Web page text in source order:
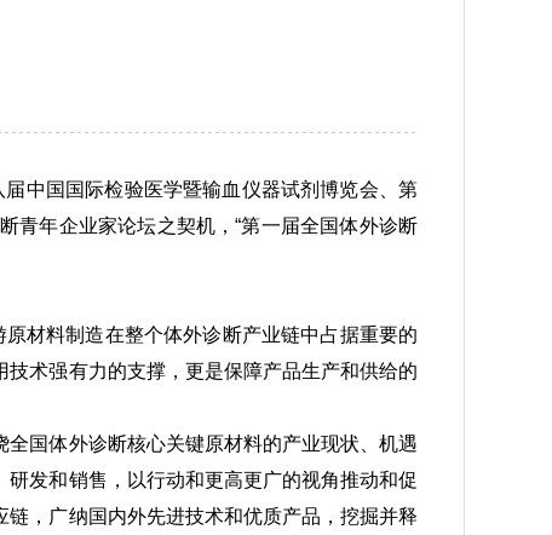
中国国际检验医学暨输血仪器试剂博览会、第
青年企业家论坛之契机，“第一届全国体外诊断
材料制造在整个体外诊断产业链中占据重要的
术强有力的支撑，更是保障产品生产和供给的
国体外诊断核心关键原材料的产业现状、机遇
发和销售，以行动和更高更广的视角推动和促
，广纳国内外先进技术和优质产品，挖掘并释